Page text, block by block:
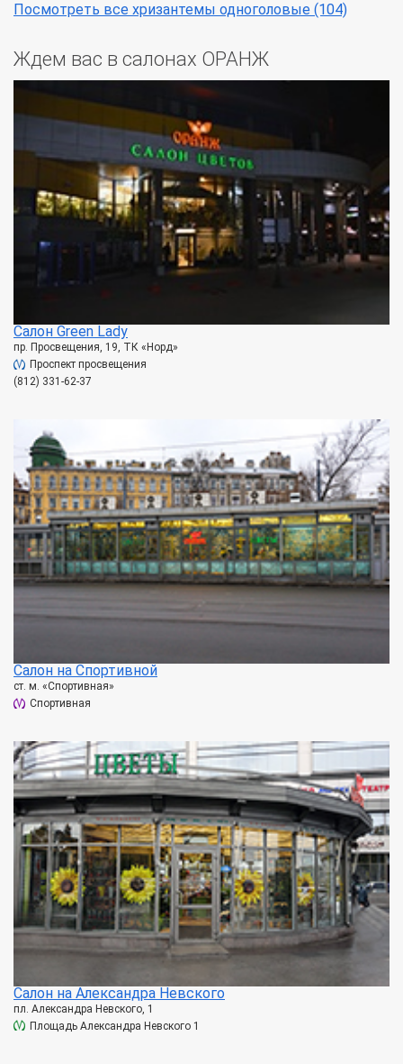
Посмотреть все хризантемы одноголовые (104)
Ждем вас в салонах ОРАНЖ
Салон Green Lady
пр. Просвещения, 19, ТК «Норд»
Проспект просвещения
(812) 331-62-37
Салон на Спортивной
ст. м. «Спортивная»
Спортивная
Салон на Александра Невского
пл. Александра Невского, 1
Площадь Александра Невского 1